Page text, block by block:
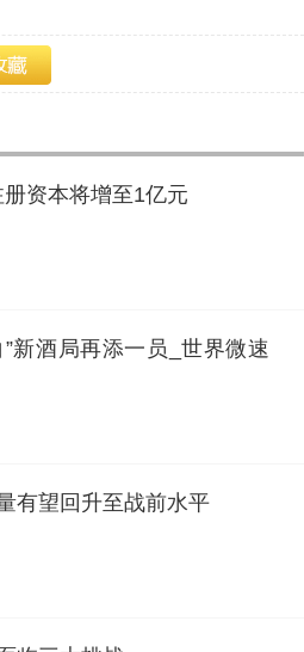
资本将增至1亿元
新酒局再添一员_世界微速
有望回升至战前水平